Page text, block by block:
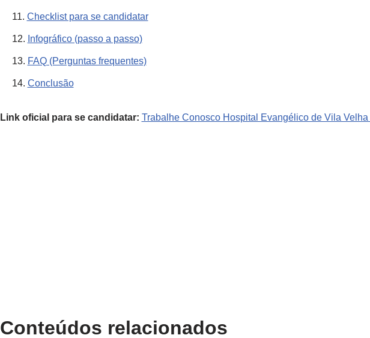
Checklist para se candidatar
Infográfico (passo a passo)
FAQ (Perguntas frequentes)
Conclusão
Link oficial para se candidatar: Trabalhe Conosco Hospital Evangélico de Vila
Conteúdos relacionados